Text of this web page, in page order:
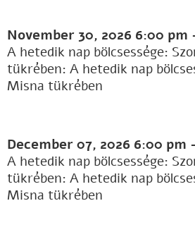
November 30, 2026 6:00 pm
A hetedik nap bölcsessége:
tükrében: A hetedik nap
Misna tükrében
December 07, 2026 6:00 pm
A hetedik nap bölcsessége:
tükrében: A hetedik nap
Misna tükrében